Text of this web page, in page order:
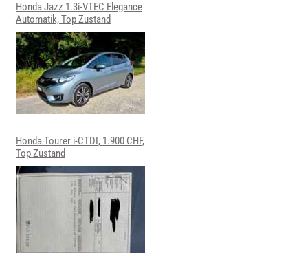
Honda Jazz 1.3i-VTEC Elegance
Automatik, Top Zustand
Honda Tourer i-CTDI, 1.900 CHF,
Top Zustand